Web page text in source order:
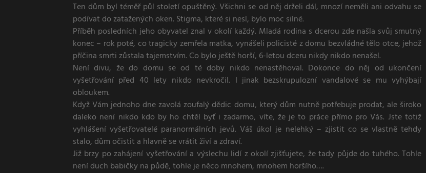
Ten dům byl téměř půl století opuštěný. Všichni se od něj drželi dál, mnozí neměli ani odvahu se
podívat do zatažených oken. Stigma, které si nesl, bylo moc silné.
Příběh posledních jeho obyvatel znal v okolí každý. Mladá rodina s dcerou zde našla svůj smutný
konec – rok poté, co tragicky zemřela matka, vynášeli policisté z domu bezvládné tělo otce, jehož
příčina smrti zůstala tajemstvím. Co bylo ještě horší, 6-letou dceru nikdy nikdo nenašel.
Není divu, že do domu se od té doby nikdo nenastěhoval. Dokonce do něj od ukončení
vyšetřování před 40 lety nikdo nevkročil. I jinak bezskrupulozní vandalové se mu vyhýbají
obloukem.
Když Vám jednoho dne zavolá zoufalý dědic domu, který dům nutně potřebuje prodat, ale široko
daleko není nikdo kdo by ho chtěl byť i zadarmo, víte, že je to práce přímo pro Vás. Jste totiž
vyhlášení vyšetřovatelé paranormálních jevů. Váš úkol je nelehký – zjistit co se vlastně tehdy
stalo, dům očistit a hlavně se vrátit živí a zdraví.
Již brzy po zahájení vyšetřování a výslechu lidí z okolí zjišťujete, že tady půjde do tuhého. Tohle
není duch babičky na půdě, tohle je něco mnohem, mnohem horšího….